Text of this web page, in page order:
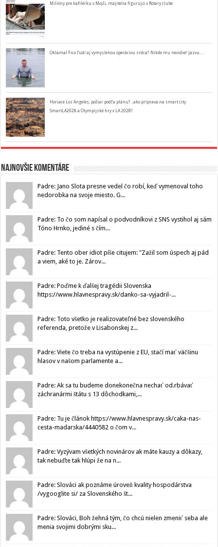
Milióny pre kafilérku v Mojši, majitelia figurujú v Rotary clube
Oklamal Fico ľudí aj vymyslenou operáciou srdca? Nikde mu nevidieť jazvu…
Horiace Los Angeles, požiar podľa plánu? ..ako príprava na smart city
SmartLA2028 a Olympijské hry v LA 2028?
Najnovšie komentáre
Padre: Jano Slota presne vedel čo robí, keď vymenoval toho
nedorobka na svoje miesto. G...
Padre: To čo som napísal o podvodníkovi z SNS vystihol aj sám
Tóno Hrnko, jediné s čím...
Padre: Tento ober idiot píše citujem: "Zažil som úspech aj pád
a viem, aké to je. Zárov...
Padre: Poďme k ďalšej tragédii Slovenska
https://www.hlavnespravy.sk/danko-sa-vyjadril-...
Padre: Toto všetko je realizovateľné bez slovenského
referenda, pretože v Lisabonskej z...
Padre: Viete čo treba na vystúpenie z EU, stačí mať väčšinu
hlasov v našom parlamente a...
Padre: Ak sa tu budeme donekonečna nechať od.rbávať
záchranármi štátu s 13 dôchodkami,...
Padre: Tu je článok https://www.hlavnespravy.sk/caka-nas-
cesta-madarska/4440582 o čom v...
Padre: Vyzývam všetkých novinárov ak máte kauzy a dôkazy,
tak nebuďte tak hlúpi že na n...
Padre: Slováci ak poznáme úroveň kvality hospodárstva
/vygooglite si/ za Slovenského št...
Padre: Slováci, Boh žehná tým, čo chcú nielen zmeniť seba ale
menia svojimi dobrými sku...